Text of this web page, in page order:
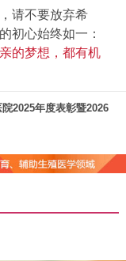
请不要放弃希
初心始终如一：
的梦想，都有机
2025年度表彰暨2026